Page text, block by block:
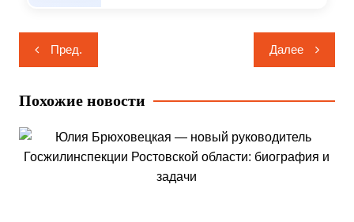
Навигация
по
записям
Пред. Далее
Похожие новости